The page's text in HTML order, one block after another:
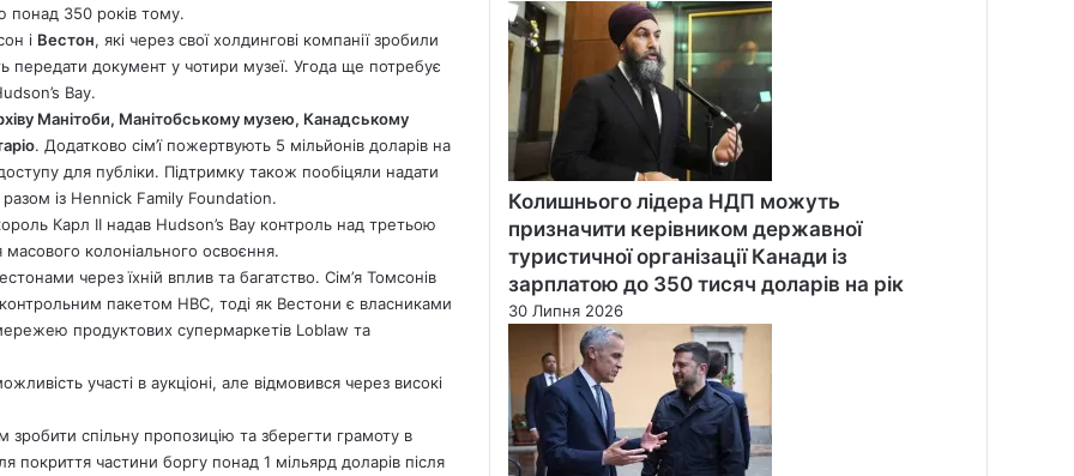
понад 350 років тому.
і Вестон, які через свої холдингові компанії зробили
передати документ у чотири музеї. Угода ще потребує
Bay.
Манітоби, Манітобському музею, Канадському
. Додатково сім’ї пожертвують 5 мільйонів доларів на
для публіки. Підтримку також пообіцяли надати
разом із Hennick Family Foundation.
Карл II надав Hudson’s Bay контроль над третьою
колоніального освоєння.
через їхній вплив та багатство. Сім’я Томсонів
пакетом HBC, тоді як Вестони є власниками
продуктових супермаркетів Loblaw та
участі в аукціоні, але відмовився через високі
зробити спільну пропозицію та зберегти грамоту в
покриття частини боргу понад 1 мільярд доларів після
Close
Колишнього лідера НДП можуть
призначити керівником державної
туристичної організації Канади із
зарплатою до 350 тисяч доларів на рік
30 Липня 2026